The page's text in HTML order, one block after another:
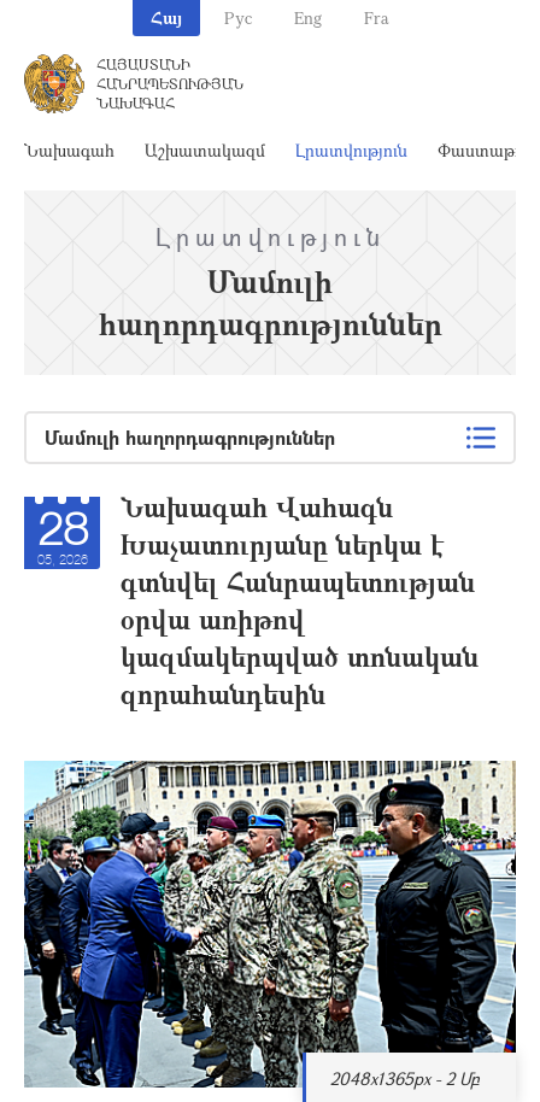
Հայ Рус Eng Fra
ՀԱՅԱՍՏԱՆԻ
ՀԱՆՐԱՊԵՏՈՒԹՅԱՆ
ՆԱԽԱԳԱՀ
Նախագահ Աշխատակազմ Լրատվություն
Լրատվություն
Մամուլի
հաղորդագրություններ
Մամուլի հաղորդագրություններ
28
05, 2026
Նախագահ Վահագն
Խաչատուրյանը ներկա է
գտնվել Հանրապետության
օրվա առիթով
կազմակերպված տոնական
զորահանդեսին
2048x1365px - 2 Մբ